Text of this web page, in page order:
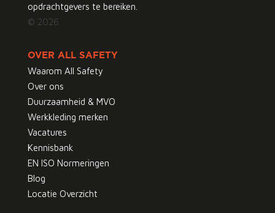
opdrachtgevers te bereiken.
© 2026
OVER ALL SAFETY
Waarom All Safety
Over ons
Duurzaamheid & MVO
Werkkleding merken
Vacatures
Kennisbank
EN ISO Normeringen
Blog
Locatie Overzicht